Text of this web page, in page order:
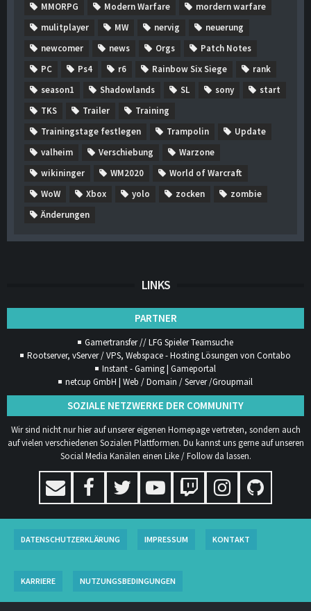
MMORPG
Modern Warfare
mordern warfare
mulitplayer
MW nervig
neuerung
newcomer
news Orgs
Patch Notes
PC
Ps4 r6 Rainbow Six Siege
rank
season1
Shadowlands SL sony
start
TKS
Trailer
Training
Trainingstage festlegen
Trampolin
Update
valheim
Verschiebung
Warzone
wikininger
WM2020
World of Warcraft
WoW
Xbox yolo zocken
zombie
Änderungen
LINKS
PARTNER
Gamertransfer // LFG Spieler Teamsuche
Rootserver, vServer / VPS, Webspace - Hosting Lösungen von Contabo
Instant - Gaming | Gameportal
netcup GmbH | Web / Domain / Server /Groupmail
SOZIALE NETZWERKE DER COMMUNITY
Wir sind nicht nur hier auf unserer eigenen Homepage vertreten, sondern auch
auf vielen verschiedenen Sozialen Plattformen. Du kannst uns gerne auf unseren
Social Media Kanälen einen Like / Follow da lassen.
DATENSCHUTZERKLÄRUNG IMPRESSUM KONTAKT
KARRIERE NUTZUNGSBEDINGUNGEN